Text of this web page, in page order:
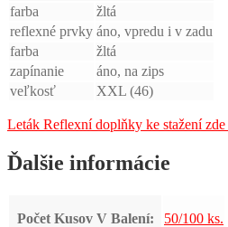
farba
žltá
reflexné prvky áno, vpredu i v zadu
farba
žltá
zapínanie
áno, na zips
veľkosť
XXL (46)
Leták Reflexní doplňky ke stažení zde
Ďalšie informácie
Počet Kusov V Balení: 50/100 ks.